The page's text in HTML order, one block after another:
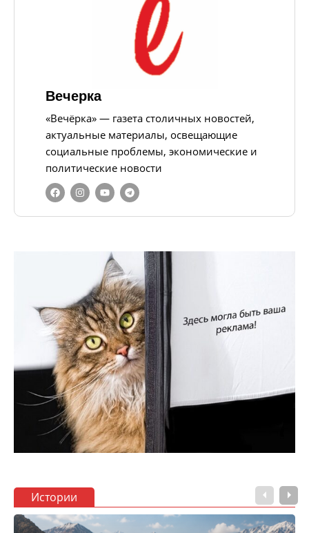
Вечерка
«Вечёрка» — газета столичных новостей,
актуальные материалы, освещающие
социальные проблемы, экономические и
политические новости
Истории